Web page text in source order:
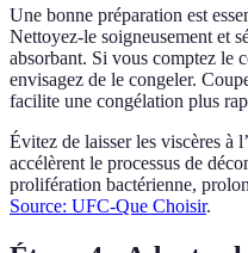
Une bonne préparation est
Nettoyez-le soigneusement et
absorbant. Si vous comptez le
envisagez de le congeler.
facilite une congélation plus
Évitez de laisser les viscères à
accélèrent le processus de
prolifération bactérienne,
Source: UFC-Que Choisir.